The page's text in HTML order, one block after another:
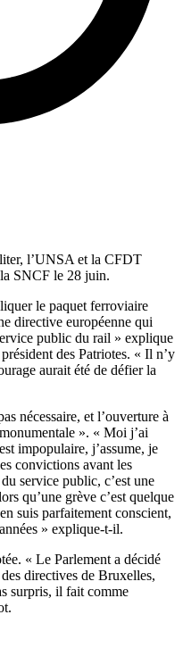
l’UNSA et la CFDT
SNCF le 28 juin.
le paquet ferroviaire
directive européenne qui
public du rail » explique
des Patriotes. « Il n’y
aurait été de défier la
nécessaire, et l’ouverture à
». « Moi j’ai
impopulaire, j’assume, je
convictions avant les
service public, c’est une
qu’une grève c’est quelque
suis parfaitement conscient,
» explique-t-il.
« Le Parlement a décidé
directives de Bruxelles,
surpris, il fait comme